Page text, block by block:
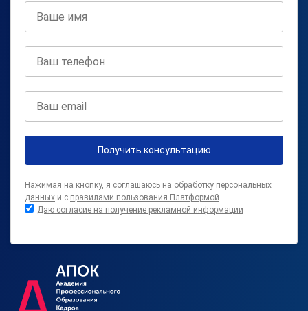
Получить консультацию
Нажимая на кнопку, я соглашаюсь на обработку персональных
данных и с правилами пользования Платформой
Даю согласие на получение рекламной информации